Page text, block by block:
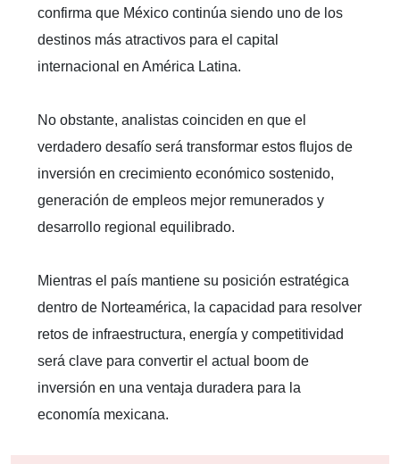
confirma que México continúa siendo uno de los
destinos más atractivos para el capital
internacional en América Latina.
No obstante, analistas coinciden en que el
verdadero desafío será transformar estos flujos de
inversión en crecimiento económico sostenido,
generación de empleos mejor remunerados y
desarrollo regional equilibrado.
Mientras el país mantiene su posición estratégica
dentro de Norteamérica, la capacidad para resolver
retos de infraestructura, energía y competitividad
será clave para convertir el actual boom de
inversión en una ventaja duradera para la
economía mexicana.